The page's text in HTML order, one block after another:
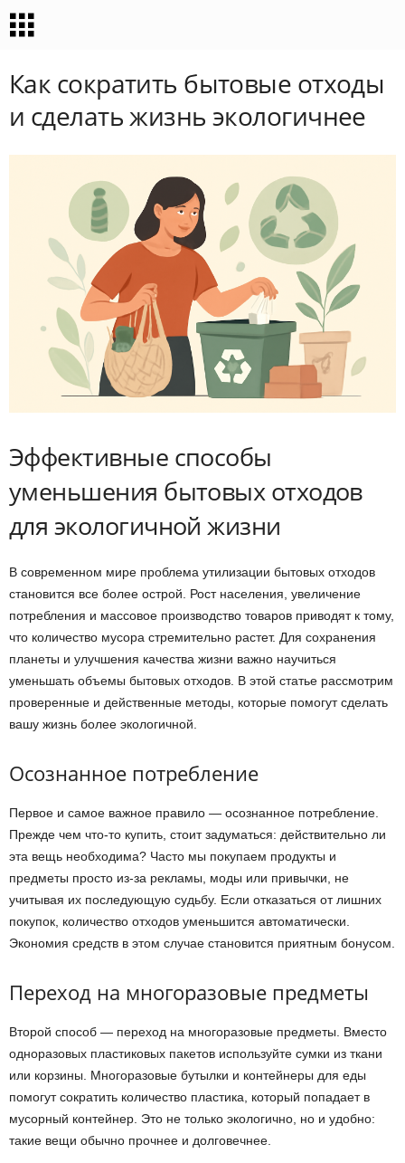
Как сократить бытовые отходы
и сделать жизнь экологичнее
Эффективные способы
уменьшения бытовых отходов
для экологичной жизни
В современном мире проблема утилизации бытовых отходов
становится все более острой. Рост населения, увеличение
потребления и массовое производство товаров приводят к тому,
что количество мусора стремительно растет. Для сохранения
планеты и улучшения качества жизни важно научиться
уменьшать объемы бытовых отходов. В этой статье рассмотрим
проверенные и действенные методы, которые помогут сделать
вашу жизнь более экологичной.
Осознанное потребление
Первое и самое важное правило — осознанное потребление.
Прежде чем что-то купить, стоит задуматься: действительно ли
эта вещь необходима? Часто мы покупаем продукты и
предметы просто из-за рекламы, моды или привычки, не
учитывая их последующую судьбу. Если отказаться от лишних
покупок, количество отходов уменьшится автоматически.
Экономия средств в этом случае становится приятным бонусом.
Переход на многоразовые предметы
Второй способ — переход на многоразовые предметы. Вместо
одноразовых пластиковых пакетов используйте сумки из ткани
или корзины. Многоразовые бутылки и контейнеры для еды
помогут сократить количество пластика, который попадает в
мусорный контейнер. Это не только экологично, но и удобно:
такие вещи обычно прочнее и долговечнее.